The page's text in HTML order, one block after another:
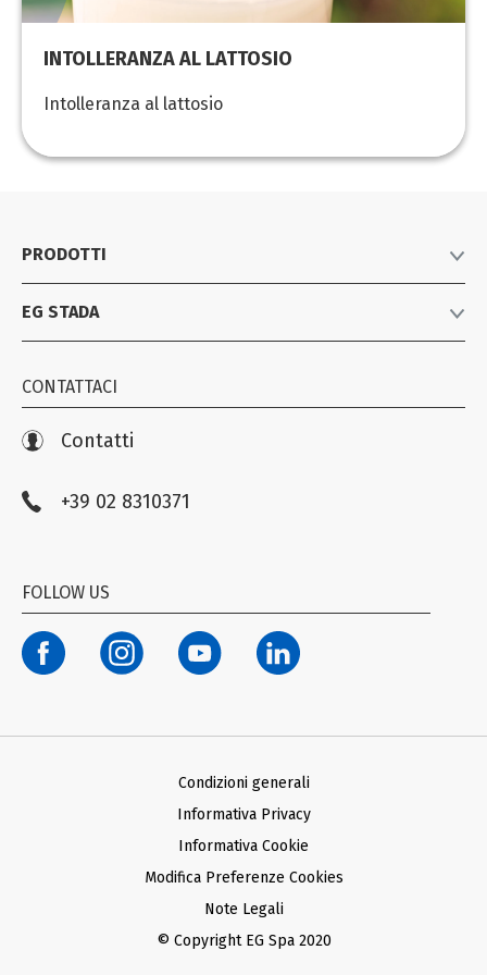
INTOLLERANZA AL LATTOSIO
Intolleranza al lattosio
PRODOTTI
Listino prodotti
Consumer Healthcare
Biosimilari e specialistici
EG STADA
News
Iniziative
Compliance EG STADA
Modello organizzativo ex D. Lgs. n. 231/01
Termini di Utilizzo Facebook e Instagram
Condizioni generali d’acquisto Ariba
CONTATTACI
Contatti
+39 02 8310371
FOLLOW US
Condizioni generali
Informativa Privacy
Informativa Cookie
Modifica Preferenze Cookies
Note Legali
© Copyright EG Spa 2020